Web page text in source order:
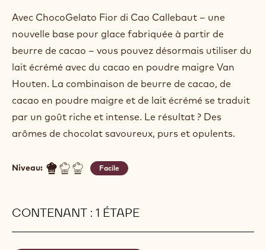
Avec ChocoGelato Fior di Cao Callebaut – une
nouvelle base pour glace fabriquée à partir de
beurre de cacao – vous pouvez désormais utiliser du
lait écrémé avec du cacao en poudre maigre Van
Houten. La combinaison de beurre de cacao, de
cacao en poudre maigre et de lait écrémé se traduit
par un goût riche et intense. Le résultat ? Des
arômes de chocolat savoureux, purs et opulents.
Niveau: Facile
CONTENANT : 1 ÉTAPE